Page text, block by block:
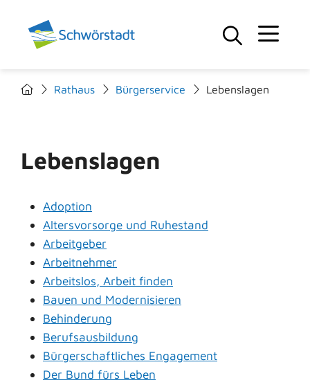
Rathaus Bürgerservice Lebenslagen
Lebenslagen
Adoption
Altersvorsorge und Ruhestand
Arbeitgeber
Arbeitnehmer
Arbeitslos, Arbeit finden
Bauen und Modernisieren
Behinderung
Berufsausbildung
Bürgerschaftliches Engagement
Der Bund fürs Leben